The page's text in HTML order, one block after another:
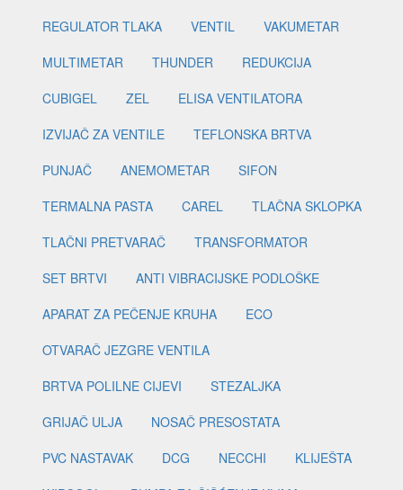
REGULATOR TLAKA
VENTIL
VAKUMETAR
MULTIMETAR
THUNDER
REDUKCIJA
CUBIGEL
ZEL
ELISA VENTILATORA
IZVIJAČ ZA VENTILE
TEFLONSKA BRTVA
PUNJAČ
ANEMOMETAR
SIFON
TERMALNA PASTA
CAREL
TLAČNA SKLOPKA
TLAČNI PRETVARAČ
TRANSFORMATOR
SET BRTVI
ANTI VIBRACIJSKE PODLOŠKE
APARAT ZA PEČENJE KRUHA
ECO
OTVARAČ JEZGRE VENTILA
BRTVA POLILNE CIJEVI
STEZALJKA
GRIJAČ ULJA
NOSAČ PRESOSTATA
PVC NASTAVAK
DCG NECCHI
KLIJEŠTA